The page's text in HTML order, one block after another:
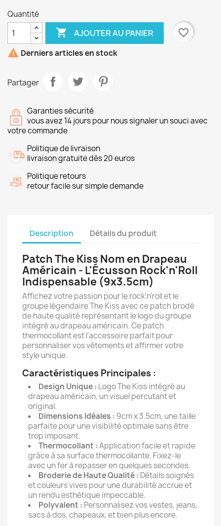
Quantité
 AJOUTER AU PANIER
favorite_border
 Derniers articles en stock
Partager
Garanties sécurité
vous avez 14 jours pour nous signaler un souci avec
votre commande
Politique de livraison
livraison gratuite dés 20 euros
Politique retours
retour facile sur simple demande
Description Détails du produit
Patch The Kiss Nom en Drapeau
Américain - L'Écusson Rock'n'Roll
Indispensable (9x3.5cm)
Affichez votre passion pour le rock'n'roll et le
groupe légendaire The Kiss avec ce patch brodé
de haute qualité représentant le logo du groupe
intégré au drapeau américain. Ce patch
thermocollant est l'accessoire parfait pour
personnaliser vos vêtements et affirmer votre
style unique.
Caractéristiques Principales :
Design Unique : Logo The Kiss intégré au
drapeau américain, un visuel percutant et
original.
Dimensions Idéales : 9cm x 3.5cm, une taille
parfaite pour une visibilité optimale sans être
trop imposant.
Thermocollant :Application facile et rapide
grâce à sa surface thermocollante. Fixez-le
avec un fer à repasser en quelques secondes.
Broderie de Haute Qualité : Détails soignés
et couleurs vives pour une durabilité accrue et
un rendu esthétique impeccable.
Polyvalent : Personnalisez vos vestes, jeans,
sacs à dos, chapeaux, et bien plus encore.